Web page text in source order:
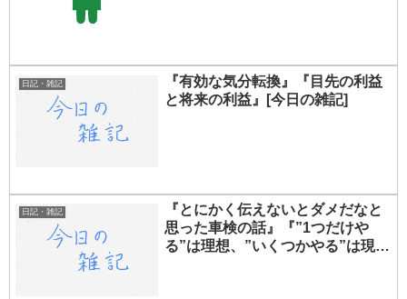
日記・雑記
『有効な気分転換』『目先の利益
と将来の利益』[今日の雑記]
日記・雑記
『とにかく伝えないとダメだなと
思った車検の話』『”1つだけや
る”は理想、”いくつかやる”は現実